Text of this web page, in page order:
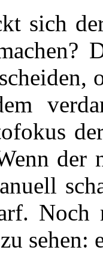
sich
der
sehen: